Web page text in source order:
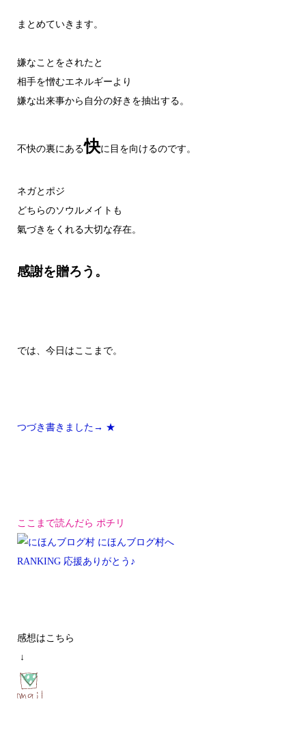
まとめていきます。
嫌なことをされたと
相手を憎むエネルギーより
嫌な出来事から自分の好きを抽出する。
不快の裏にある快に目を向けるのです。
ネガとポジ
どちらのソウルメイトも
氣づきをくれる大切な存在。
感謝を贈ろう。
では、今日はここまで。
つづき書きました→ ★
ここまで読んだら ポチリ
RANKING 応援ありがとう♪
感想はこちら
↓